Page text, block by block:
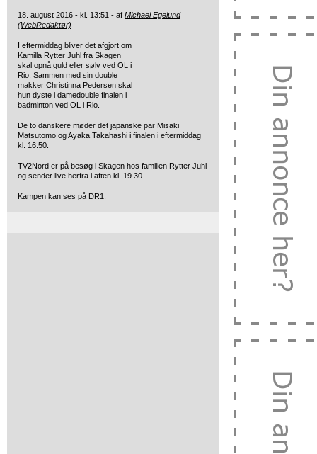
18. august 2016 - kl. 13:51 - af Michael Egelund
(WebRedaktør)
I eftermiddag bliver det afgjort om
Kamilla Rytter Juhl fra Skagen
skal opnå guld eller sølv ved OL i
Rio. Sammen med sin double
makker Christinna Pedersen skal
hun dyste i damedouble finalen i
badminton ved OL i Rio.
De to danskere møder det japanske par Misaki
Matsutomo og Ayaka Takahashi i finalen i eftermiddag
kl. 16.50.
TV2Nord er på besøg i Skagen hos familien Rytter Juhl
og sender live herfra i aften kl. 19.30.
Kampen kan ses på DR1.